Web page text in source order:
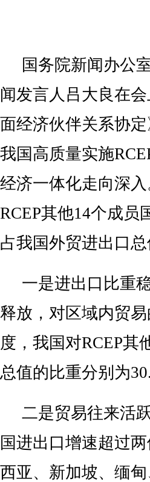
国务院新闻办公
闻发言人吕大良在
面经济伙伴关系协
我国高质量实施
经济一体化走向深
RCEP其他14个成员
占我国外贸进出口
一是进出口比重
释放，对区域内贸
度，我国对RCEP其
总值的比重分别为
二是贸易往来活
国进出口增速超过
西亚、新加坡、缅